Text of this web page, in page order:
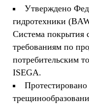
Утверждено
гидротехники
Система покрытия
требованиям по
потребительским
ISEGA.
Протестировано